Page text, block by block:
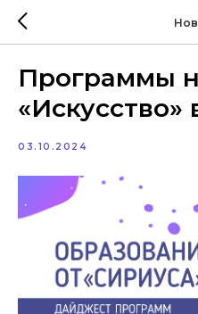
Программы
«Искусство»
03.10.2024